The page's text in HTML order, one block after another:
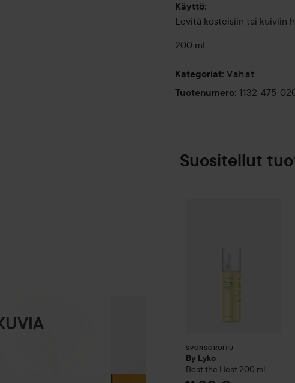
Käyttö:
Levitä kosteisiin tai kuiviin
200 ml
Kategoriat: Vahat
Tuotenumero: 1132-475-
Suositellut
SPONSOROITU
By Lyko
Beat the Heat 200 ml